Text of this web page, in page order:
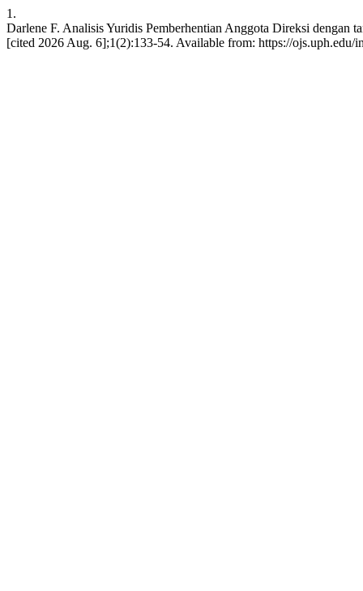
1.
Darlene F. Analisis Yuridis Pemberhentian Anggota Direksi
[cited 2026 Aug. 6];1(2):133-54. Available from: https://ojs.uph.edu/